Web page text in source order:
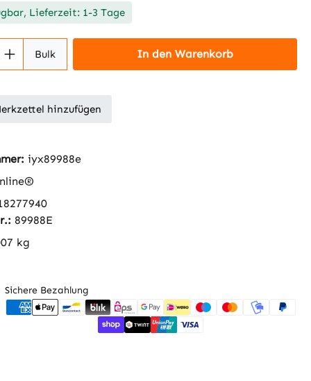
Lieferzeit: 1-3 Tage
Anzahl: Gib den gewünschten Wert
Bulk In den Warenkorb
hinzufügen
iyx89988e
89988E
kg
Sichere Bezahlung